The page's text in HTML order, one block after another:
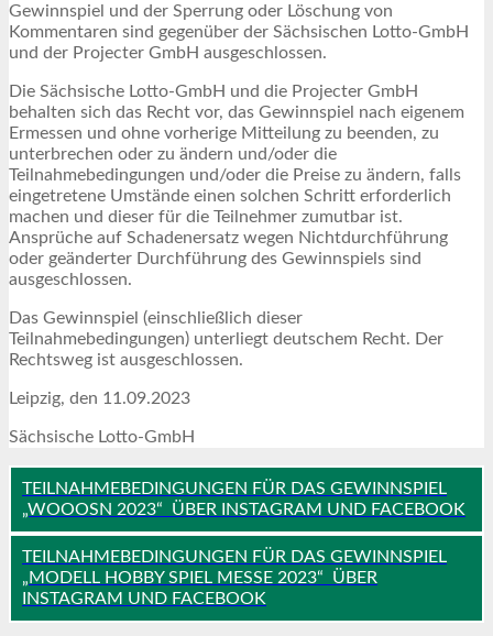
Gewinnspiel und der Sperrung oder Löschung von
Kommentaren sind gegenüber der Sächsischen Lotto-GmbH
und der Projecter GmbH ausgeschlossen.
Die Sächsische Lotto-GmbH und die Projecter GmbH
behalten sich das Recht vor, das Gewinnspiel nach eigenem
Ermessen und ohne vorherige Mitteilung zu beenden, zu
unterbrechen oder zu ändern und/oder die
Teilnahmebedingungen und/oder die Preise zu ändern, falls
eingetretene Umstände einen solchen Schritt erforderlich
machen und dieser für die Teilnehmer zumutbar ist.
Ansprüche auf Schadenersatz wegen Nichtdurchführung
oder geänderter Durchführung des Gewinnspiels sind
ausgeschlossen.
Das Gewinnspiel (einschließlich dieser
Teilnahmebedingungen) unterliegt deutschem Recht. Der
Rechtsweg ist ausgeschlossen.
Leipzig, den 11.09.2023
Sächsische Lotto-GmbH
TEILNAHMEBEDINGUNGEN FÜR DAS GEWINNSPIEL
„WOOOSN 2023“ ÜBER INSTAGRAM UND FACEBOOK
TEILNAHMEBEDINGUNGEN FÜR DAS GEWINNSPIEL
„MODELL HOBBY SPIEL MESSE 2023“ ÜBER
INSTAGRAM UND FACEBOOK